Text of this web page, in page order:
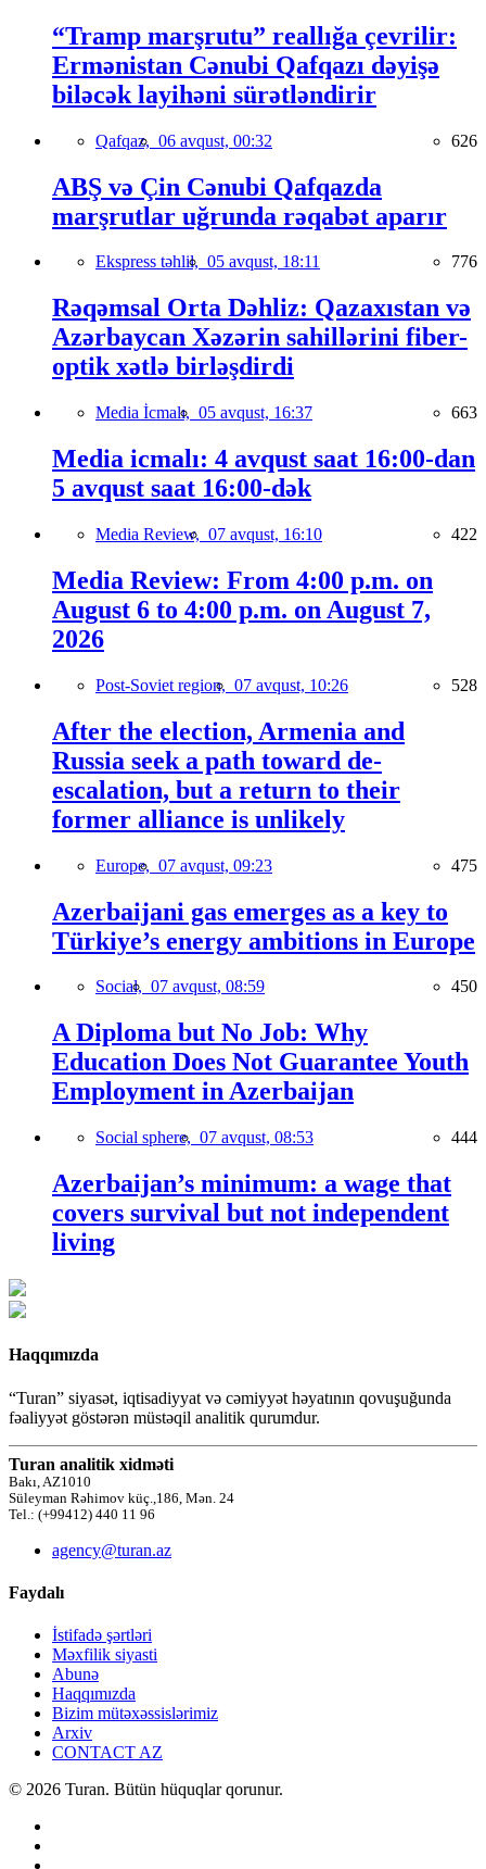
“Tramp marşrutu” reallığa çevrilir:
Ermənistan Cənubi Qafqazı dəyişə
biləcək layihəni sürətləndirir
Qafqaz, 06 avqust, 00:32 626
ABŞ və Çin Cənubi Qafqazda
marşrutlar uğrunda rəqabət aparır
Ekspress təhlil, 05 avqust, 18:11 776
Rəqəmsal Orta Dəhliz: Qazaxıstan və
Azərbaycan Xəzərin sahillərini fiber-
optik xətlə birləşdirdi
Media İcmalı, 05 avqust, 16:37 663
Media icmalı: 4 avqust saat 16:00-dan
5 avqust saat 16:00-dək
Media Review, 07 avqust, 16:10 422
Media Review: From 4:00 p.m. on
August 6 to 4:00 p.m. on August 7,
2026
Post-Soviet region, 07 avqust, 10:26 528
After the election, Armenia and
Russia seek a path toward de-
escalation, but a return to their
former alliance is unlikely
Europe, 07 avqust, 09:23 475
Azerbaijani gas emerges as a key to
Türkiye’s energy ambitions in Europe
Social, 07 avqust, 08:59 450
A Diploma but No Job: Why
Education Does Not Guarantee Youth
Employment in Azerbaijan
Social sphere, 07 avqust, 08:53 444
Azerbaijan’s minimum: a wage that
covers survival but not independent
living
Haqqımızda
“Turan” siyasət, iqtisadiyyat və cəmiyyət həyatının qovuşuğunda
fəaliyyət göstərən müstəqil analitik qurumdur.
Turan analitik xidməti
Bakı, AZ1010
Süleyman Rəhimov küç.,186, Mən. 24
Tel.: (+99412) 440 11 96
agency@turan.az
Faydalı
İstifadə şərtləri
Məxfilik siyasti
Abunə
Haqqımızda
Bizim mütəxəssislərimiz
Arxiv
CONTACT AZ
© 2026 Turan. Bütün hüquqlar qorunur.